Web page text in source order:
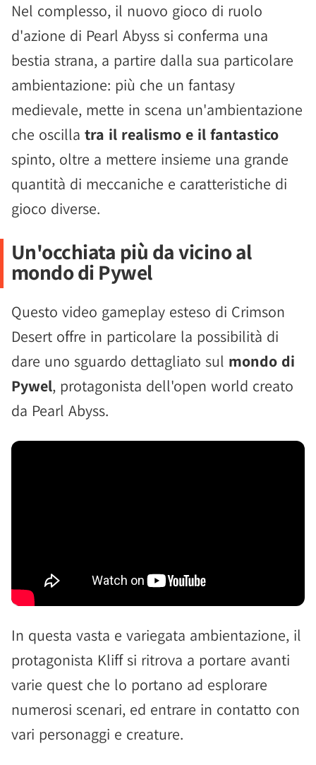
Nel complesso, il nuovo gioco di ruolo
d'azione di Pearl Abyss si conferma una
bestia strana, a partire dalla sua particolare
ambientazione: più che un fantasy
medievale, mette in scena un'ambientazione
che oscilla tra il realismo e il fantastico
spinto, oltre a mettere insieme una grande
quantità di meccaniche e caratteristiche di
gioco diverse.
Un'occhiata più da vicino al
mondo di Pywel
Questo video gameplay esteso di Crimson
Desert offre in particolare la possibilità di
dare uno sguardo dettagliato sul mondo di
Pywel, protagonista dell'open world creato
da Pearl Abyss.
In questa vasta e variegata ambientazione, il
protagonista Kliff si ritrova a portare avanti
varie quest che lo portano ad esplorare
numerosi scenari, ed entrare in contatto con
vari personaggi e creature.